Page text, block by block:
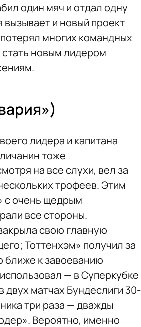
один мяч и отдал одну
и новый проект
многих командных
новым лидером
лидера и капитана
тоже
на все слухи, вел за
трофеев. Этим
с очень щедрым
все стороны.
свою главную
Тоттенхэм» получил за
ближе к завоеванию
— в Суперкубке
матчах Бундеслиги 30-
три раза — дважды
Вероятно, именно